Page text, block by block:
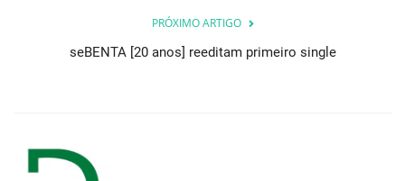
PRÓXIMO ARTIGO
seBENTA [20 anos] reeditam primeiro single